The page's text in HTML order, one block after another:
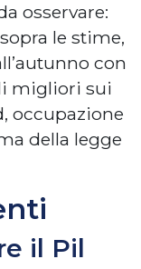
osservare:
le stime,
con
migliori sui
occupazione
della legge
il Pil